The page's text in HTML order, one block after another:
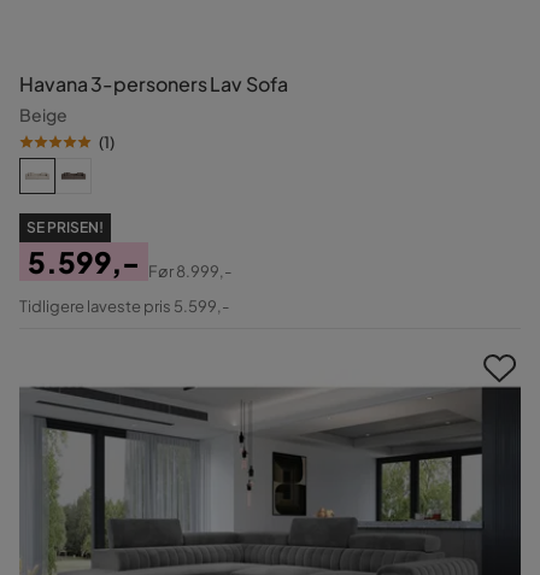
Havana 3-personers Lav Sofa
Beige
(1)
SE PRISEN!
Pris
5.599,-
Original
Før8.999,-
Tidligere laveste pris 5.599,-